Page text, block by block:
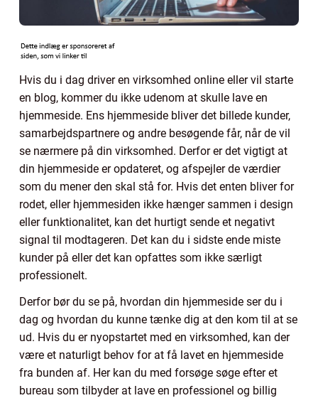
Hvis du i dag driver en virksomhed online eller vil starte
en blog, kommer du ikke udenom at skulle lave en
hjemmeside. Ens hjemmeside bliver det billede kunder,
samarbejdspartnere og andre besøgende får, når de vil
se nærmere på din virksomhed. Derfor er det vigtigt at
din hjemmeside er opdateret, og afspejler de værdier
som du mener den skal stå for. Hvis det enten bliver for
rodet, eller hjemmesiden ikke hænger sammen i design
eller funktionalitet, kan det hurtigt sende et negativt
signal til modtageren. Det kan du i sidste ende miste
kunder på eller det kan opfattes som ikke særligt
professionelt.
Derfor bør du se på, hvordan din hjemmeside ser du i
dag og hvordan du kunne tænke dig at den kom til at se
ud. Hvis du er nyopstartet med en virksomhed, kan der
være et naturligt behov for at få lavet en hjemmeside
fra bunden af. Her kan du med forsøge søge efter et
bureau som tilbyder at lave en professionel og billig